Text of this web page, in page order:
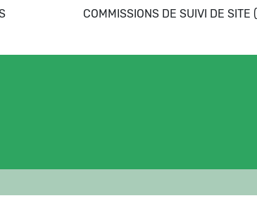
COMMISSIONS DE SUIVI DE SITE